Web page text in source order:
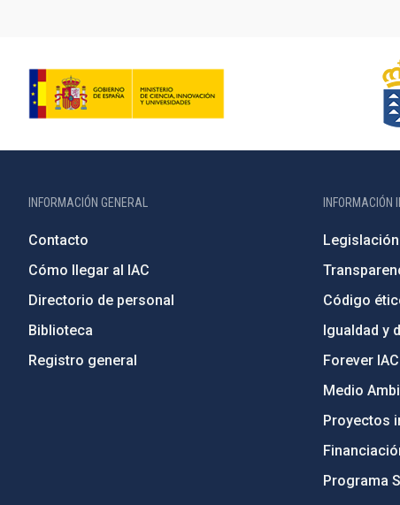
INFORMACIÓN GENERAL
Contacto
Cómo llegar al IAC
Directorio de personal
Biblioteca
Registro general
INFORMACIÓN
Legislación
Código
Igualdad y
Forever IAC
Medio
Proyectos
Programa